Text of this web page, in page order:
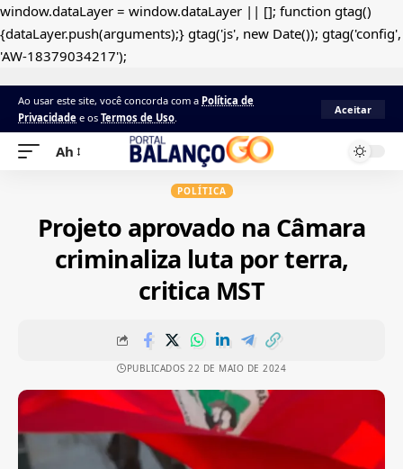
window.dataLayer = window.dataLayer || []; function gtag()
{dataLayer.push(arguments);} gtag('js', new Date()); gtag('config',
'AW-18379034217');
Ao usar este site, você concorda com a Política de
Privacidade e os Termos de Uso.
Aceitar
Ah
POLÍTICA
Projeto aprovado na Câmara
criminaliza luta por terra,
critica MST
PUBLICADOS 22 DE MAIO DE 2024